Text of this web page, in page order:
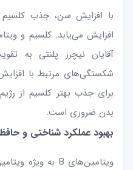
با افزایش سن، جذب
آقایان نیچرز پلنتی به
برای جذب بهتر کلسیم از
بدن ضروری است.
بهبود عملکرد شناختی و